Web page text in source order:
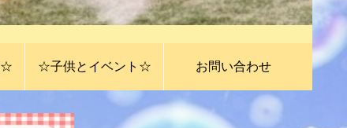
☆ ☆子供とイベント☆ お問い合わせ